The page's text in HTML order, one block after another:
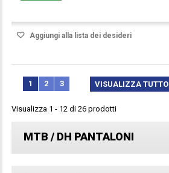
Aggiungi alla lista dei desideri
VISUALIZZA TUTTO
1 2 3
Visualizza 1 - 12 di 26 prodotti
MTB / DH PANTALONI